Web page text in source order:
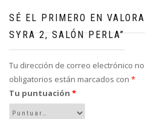
SÉ EL PRIMERO EN
SYRA 2, SALÓN PERLA”
Tu dirección de correo electrónico
obligatorios están marcados con *
Tu puntuación *